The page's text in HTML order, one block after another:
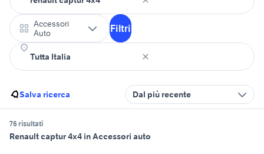
Accessori
Auto
Filtri
Salva ricerca Dal più recente
76 risultati
Renault captur 4x4 in Accessori auto